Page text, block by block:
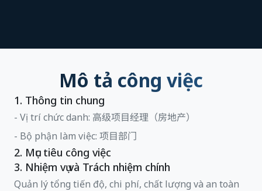
Mô tả công việc
1. Thông tin chung
- Vị trí chức danh: 高级项目经理（房地产）
- Bộ phận làm việc: 项目部门
2. Mục tiêu công việc
3. Nhiệm vụ và Trách nhiệm chính
Quản lý tổng tiến độ, chi phí, chất lượng và an toàn